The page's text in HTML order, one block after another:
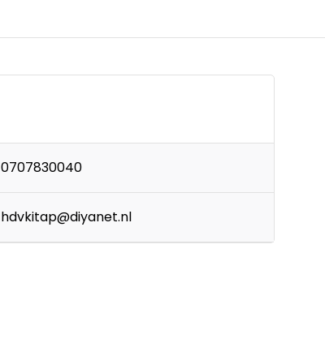
0707830040
hdvkitap@diyanet.nl